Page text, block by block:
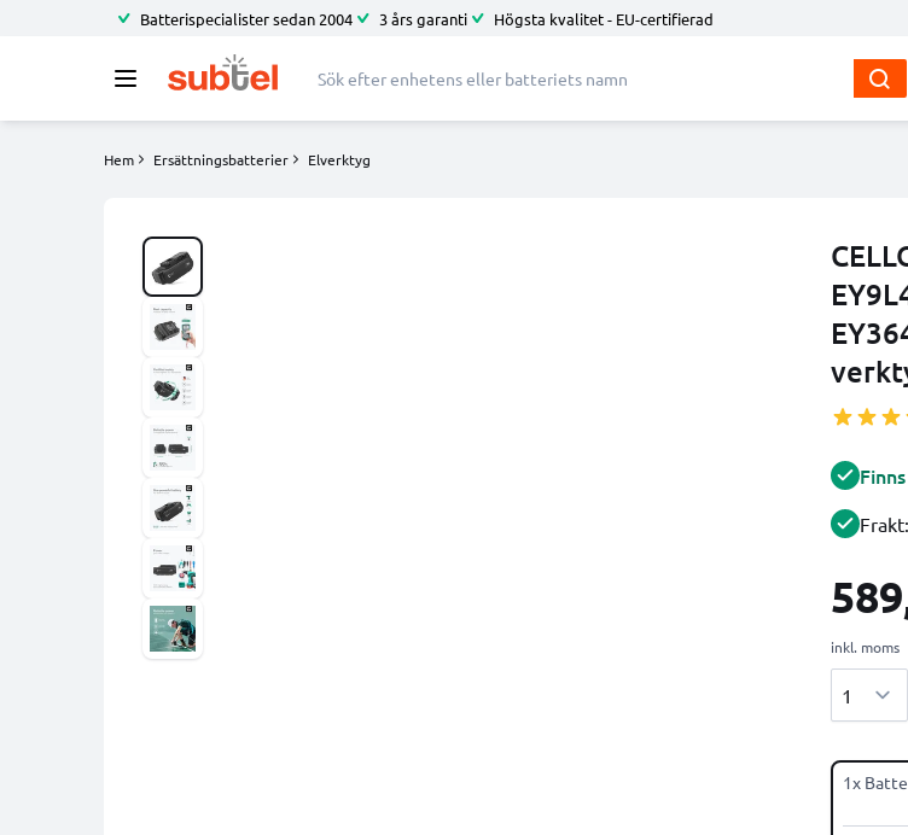
Batterispecialister sedan 2004 3 års garanti Högsta kvalitet - EU-certifierad
Hem Ersättningsbatterier Elverktyg
Frakt:
inkl. moms
1x